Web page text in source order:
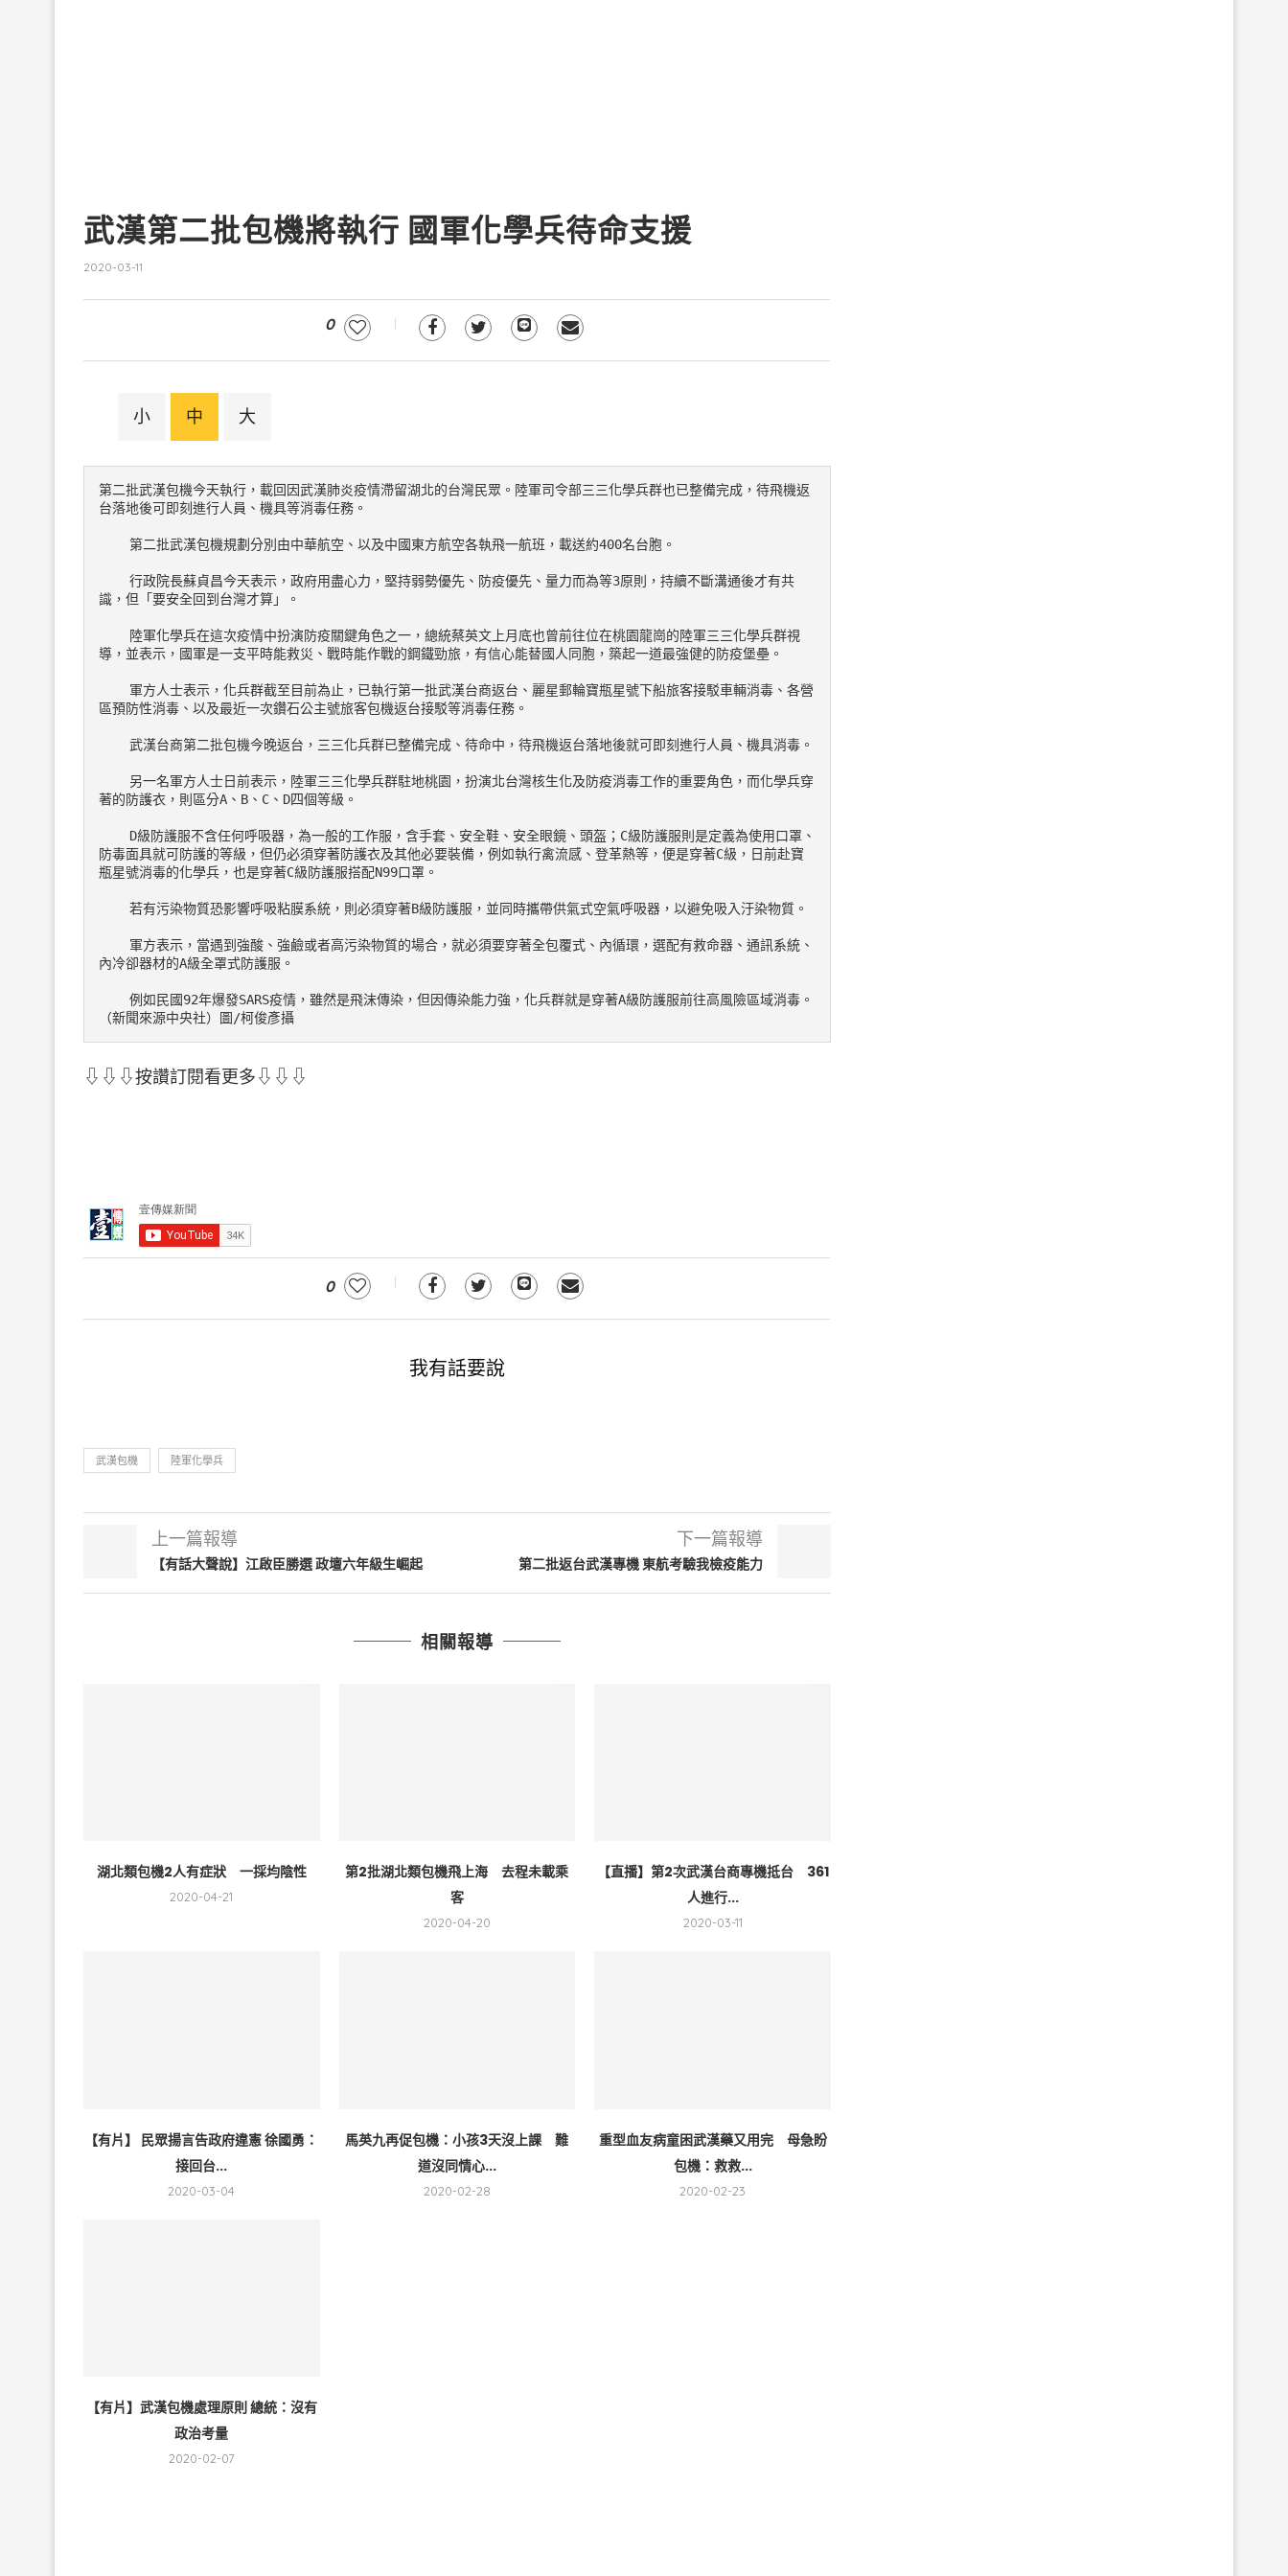
武漢第二批包機將執行 國軍化學兵待命支援
2020-03-11
0
小 中 大
第二批武漢包機今天執行，載回因武漢肺炎疫情滯留湖北的台灣民眾。陸軍司令部三三化學兵群也已整備完成，待飛機返
台落地後可即刻進行人員、機具等消毒任務。
    第二批武漢包機規劃分別由中華航空、以及中國東方航空各執飛一航班，載送約400名台胞。
識，但「要安全回到台灣才算」。
導，並表示，國軍是一支平時能救災、戰時能作戰的鋼鐵勁旅，有信心能替國人同胞，築起一道最強健的防疫堡壘。
區預防性消毒、以及最近一次鑽石公主號旅客包機返台接駁等消毒任務。
    武漢台商第二批包機今晚返台，三三化兵群已整備完成、待命中，待飛機返台落地後就可即刻進行人員、機具消毒。
著的防護衣，則區分A、B、C、D四個等級。
防毒面具就可防護的等級，但仍必須穿著防護衣及其他必要裝備，例如執行禽流感、登革熱等，便是穿著C級，日前赴寶
瓶星號消毒的化學兵，也是穿著C級防護服搭配N99口罩。
    若有污染物質恐影響呼吸粘膜系統，則必須穿著B級防護服，並同時攜帶供氣式空氣呼吸器，以避免吸入汙染物質。
內冷卻器材的A級全罩式防護服。
（新聞來源中央社）圖/柯俊彥攝
⇩⇩⇩按讚訂閱看更多⇩⇩⇩
0
我有話要說
武漢包機 陸軍化學兵
上一篇報導
【有話大聲說】江啟臣勝選 政壇六年級生崛起
下一篇報導
第二批返台武漢專機 東航考驗我檢疫能力
相關報導
湖北類包機2人有症狀 一採均陰性
2020-04-21
第2批湖北類包機飛上海 去程未載乘
客
2020-04-20
【直播】第2次武漢台商專機抵台 361
人進行...
2020-03-11
【有片】 民眾揚言告政府違憲 徐國勇：
接回台...
2020-03-04
馬英九再促包機：小孩3天沒上課 難
道沒同情心...
2020-02-28
重型血友病童困武漢藥又用完 母急盼
包機：救救...
2020-02-23
【有片】武漢包機處理原則 總統：沒有
政治考量
2020-02-07